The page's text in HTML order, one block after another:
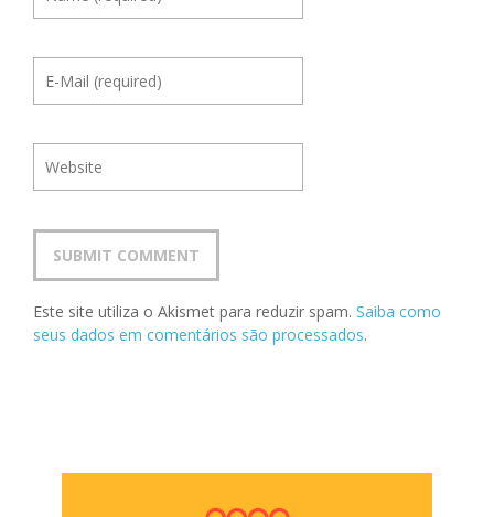
Este site utiliza o Akismet para reduzir spam. Saiba como
seus dados em comentários são processados.